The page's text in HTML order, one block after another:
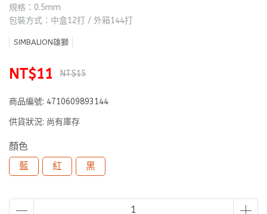
規格：0.5mm
包裝方式：中盒12打 / 外箱144打
SIMBALION雄獅
NT$11 NT$15
商品編號: 4710609893144
供貨狀況: 尚有庫存
顏色
藍
紅 黑